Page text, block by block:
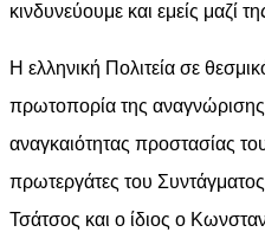
κινδυνεύουμε και εμείς μαζί
Η ελληνική Πολιτεία σε
πρωτοπορία της αναγνώρισης
αναγκαιότητας προστασίας
πρωτεργάτες του
Τσάτσος και ο ίδιος ο